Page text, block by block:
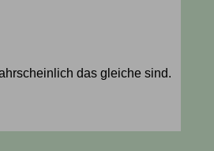
das gleiche sind.